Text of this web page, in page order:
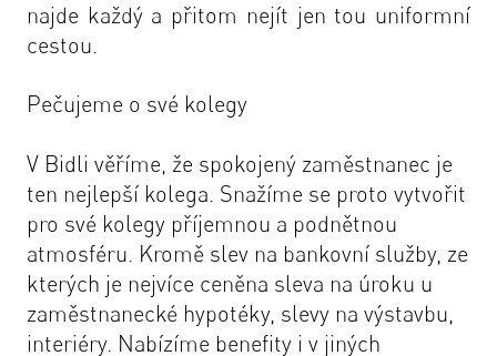
najde každý a přitom nejít jen tou uniformní
cestou.
Pečujeme o své kolegy
V Bidli věříme, že spokojený zaměstnanec je
ten nejlepší kolega. Snažíme se proto vytvořit
pro své kolegy příjemnou a podnětnou
atmosféru. Kromě slev na bankovní služby, ze
kterých je nejvíce ceněna sleva na úroku u
zaměstnanecké hypotéky, slevy na výstavbu,
interiéry. Nabízíme benefity i v jiných